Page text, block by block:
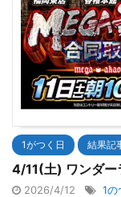
1がつく日 結果記
4/11(土) ワンダー
2026/4/12 1の